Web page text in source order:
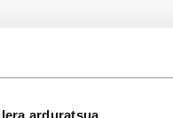
arduratsua